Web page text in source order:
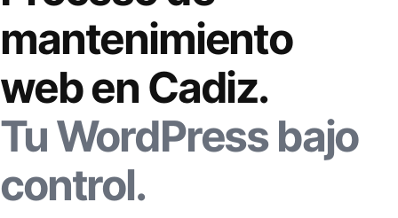
mantenimiento
web en Cadiz.
Tu WordPress bajo
control.